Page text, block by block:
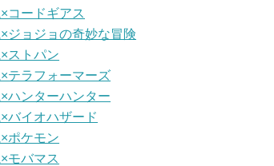
コードギアス
ジョジョの奇妙な冒険
ストパン
テラフォーマーズ
ハンターハンター
バイオハザード
ポケモン
モバマス